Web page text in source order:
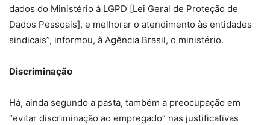
dados do Ministério à LGPD [Lei Geral de Proteção de
Dados Pessoais], e melhorar o atendimento às entidades
sindicais”, informou, à Agência Brasil, o ministério.
Discriminação
Há, ainda segundo a pasta, também a preocupação em
“evitar discriminação ao empregado” nas justificativas